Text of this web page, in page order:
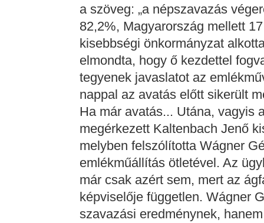
a szöveg: „a népszavazás
82,2%, Magyarország mellett
kisebbségi önkormányzat
elmondta, hogy ő kezdettel
tegyenek javaslatot az
nappal az avatás előtt sikerült
Ha már avatás... Utána, vagyis
megérkezett Kaltenbach Jenő
melyben felszólította Wágner
emlékműállítás ötletével. Az
már csak azért sem, mert az
képviselője független. Wágner
szavazási eredménynek,